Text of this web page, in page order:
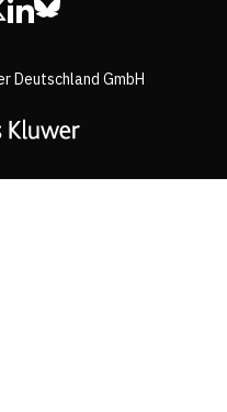
Linkedin
Deutschland GmbH